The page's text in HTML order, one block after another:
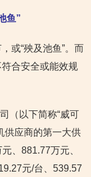
鱼”
或“殃及池鱼”。而
合安全或能效规
（以下简称“威可
供应商的第一大供
、881.77万元、
元/台、539.57